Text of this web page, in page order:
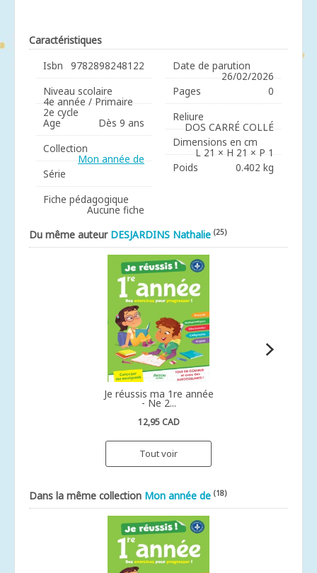
Caractéristiques
Isbn
9782898248122
Niveau scolaire
4e année / Primaire
2e cycle
Age
Dès 9 ans
Collection
Mon année de
Série
Fiche pédagogique
Aucune fiche
Date de parution
26/02/2026
Pages
0
Reliure
DOS CARRÉ COLLÉ
Dimensions en cm
L 21 × H 21 × P 1
Poids
0.402 kg
Du même auteur DESJARDINS Nathalie (25)
Je réussis ma 1re année
- Ne 2...
12,95 CAD
Tout voir
Dans la même collection Mon année de (18)